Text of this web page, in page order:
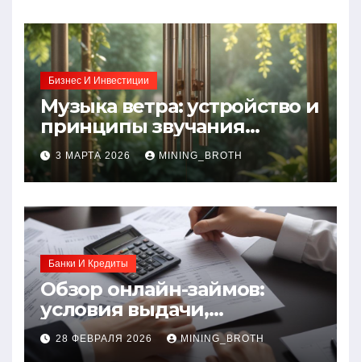
Бизнес И Инвестиции
Музыка ветра: устройство и
принципы звучания
колокольчиков
3 МАРТА 2026 MINING_BROTH
Банки И Кредиты
Обзор онлайн-займов:
условия выдачи,
процентные ставки и
требования к заемщикам
28 ФЕВРАЛЯ 2026 MINING_BROTH